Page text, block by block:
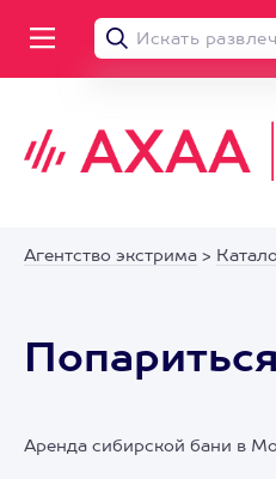
Агентство экстрима >
Аренда сибирской бани в